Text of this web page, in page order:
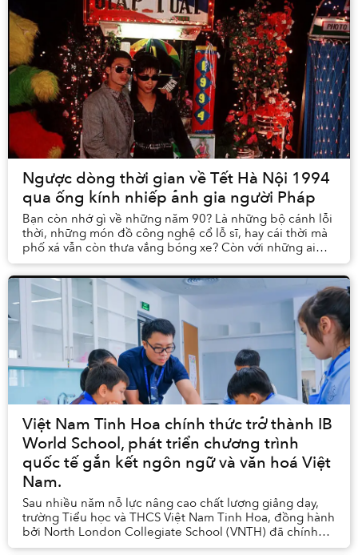
Ngược dòng thời gian về Tết Hà Nội 1994
qua ống kính nhiếp ảnh gia người Pháp
Bạn còn nhớ gì về những năm 90? Là những bộ cánh lỗi
thời, những món đồ công nghệ cổ lỗ sĩ, hay cái thời mà
phố xá vẫn còn thưa vắng bóng xe? Còn với những ai
thuở ấy vẫn còn là những đứa trẻ, liệu nh...
Việt Nam Tinh Hoa chính thức trở thành IB
World School, phát triển chương trình
quốc tế gắn kết ngôn ngữ và văn hoá Việt
Nam.
Sau nhiều năm nỗ lực nâng cao chất lượng giảng dạy,
trường Tiểu học và THCS Việt Nam Tinh Hoa, đồng hành
bởi North London Collegiate School (VNTH) đã chính
thức trở thành thành viên của International ...